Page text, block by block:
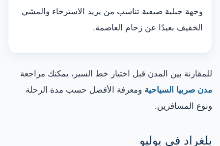
وجهة جبلية صيفية تناسب من يريد الاسترخاء والمشي
الخفيف بعيدًا عن زحام العاصمة.
للمقارنة بين المدن قبل اختيار خط السير، يمكنك مراجعة
مدن صربيا السياحية ومعرفة الأفضل حسب مدة الرحلة
ونوع المسافرين.
بلغراد في يوليو